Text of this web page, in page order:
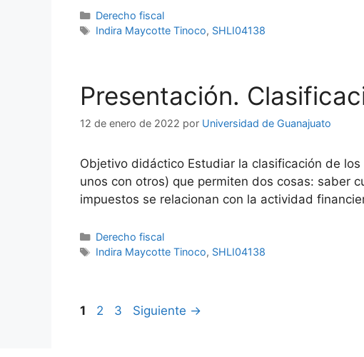
Categorías
Derecho fiscal
Etiquetas
Indira Maycotte Tinoco, SHLI04138
Presentación.
12 de enero de 2022 por Universidad de Guanajuato
Objetivo didáctico Estudiar la clasificación de
unos con otros) que permiten dos cosas: saber
impuestos se relacionan con la actividad
Categorías
Derecho fiscal
Etiquetas
Indira Maycotte Tinoco, SHLI04138
Página
1 Página
2 Página
3 Siguiente →